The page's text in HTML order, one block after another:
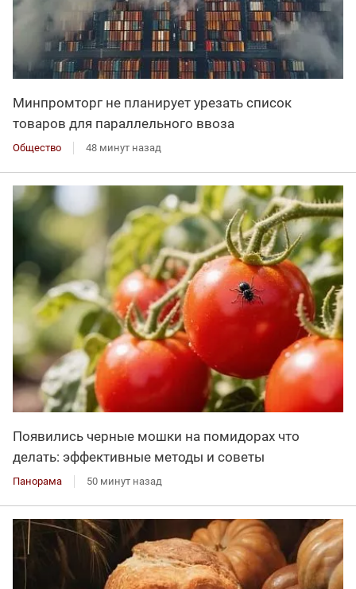
Минпромторг не планирует урезать список
товаров для параллельного ввоза
Общество 48 минут назад
Появились черные мошки на помидорах что
делать: эффективные методы и советы
Панорама 50 минут назад